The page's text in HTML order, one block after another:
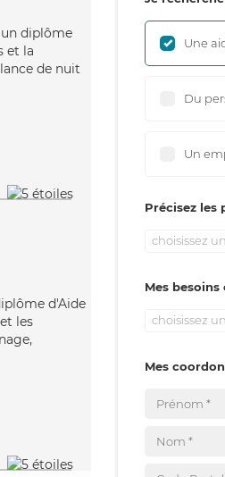
diplôme
et la
de nuit
d'Aide
les
Une
Du
Un
Précisez les
choisissez
Mes
choisissez
Mes